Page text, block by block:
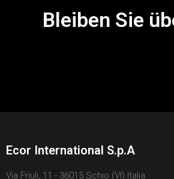
Bleiben Sie
Ecor International S.p.A
Via Friuli, 11 - 36015 Schio (VI) Italia